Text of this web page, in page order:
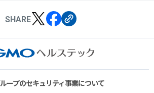
SHARE
ープのセキュリティ事業について